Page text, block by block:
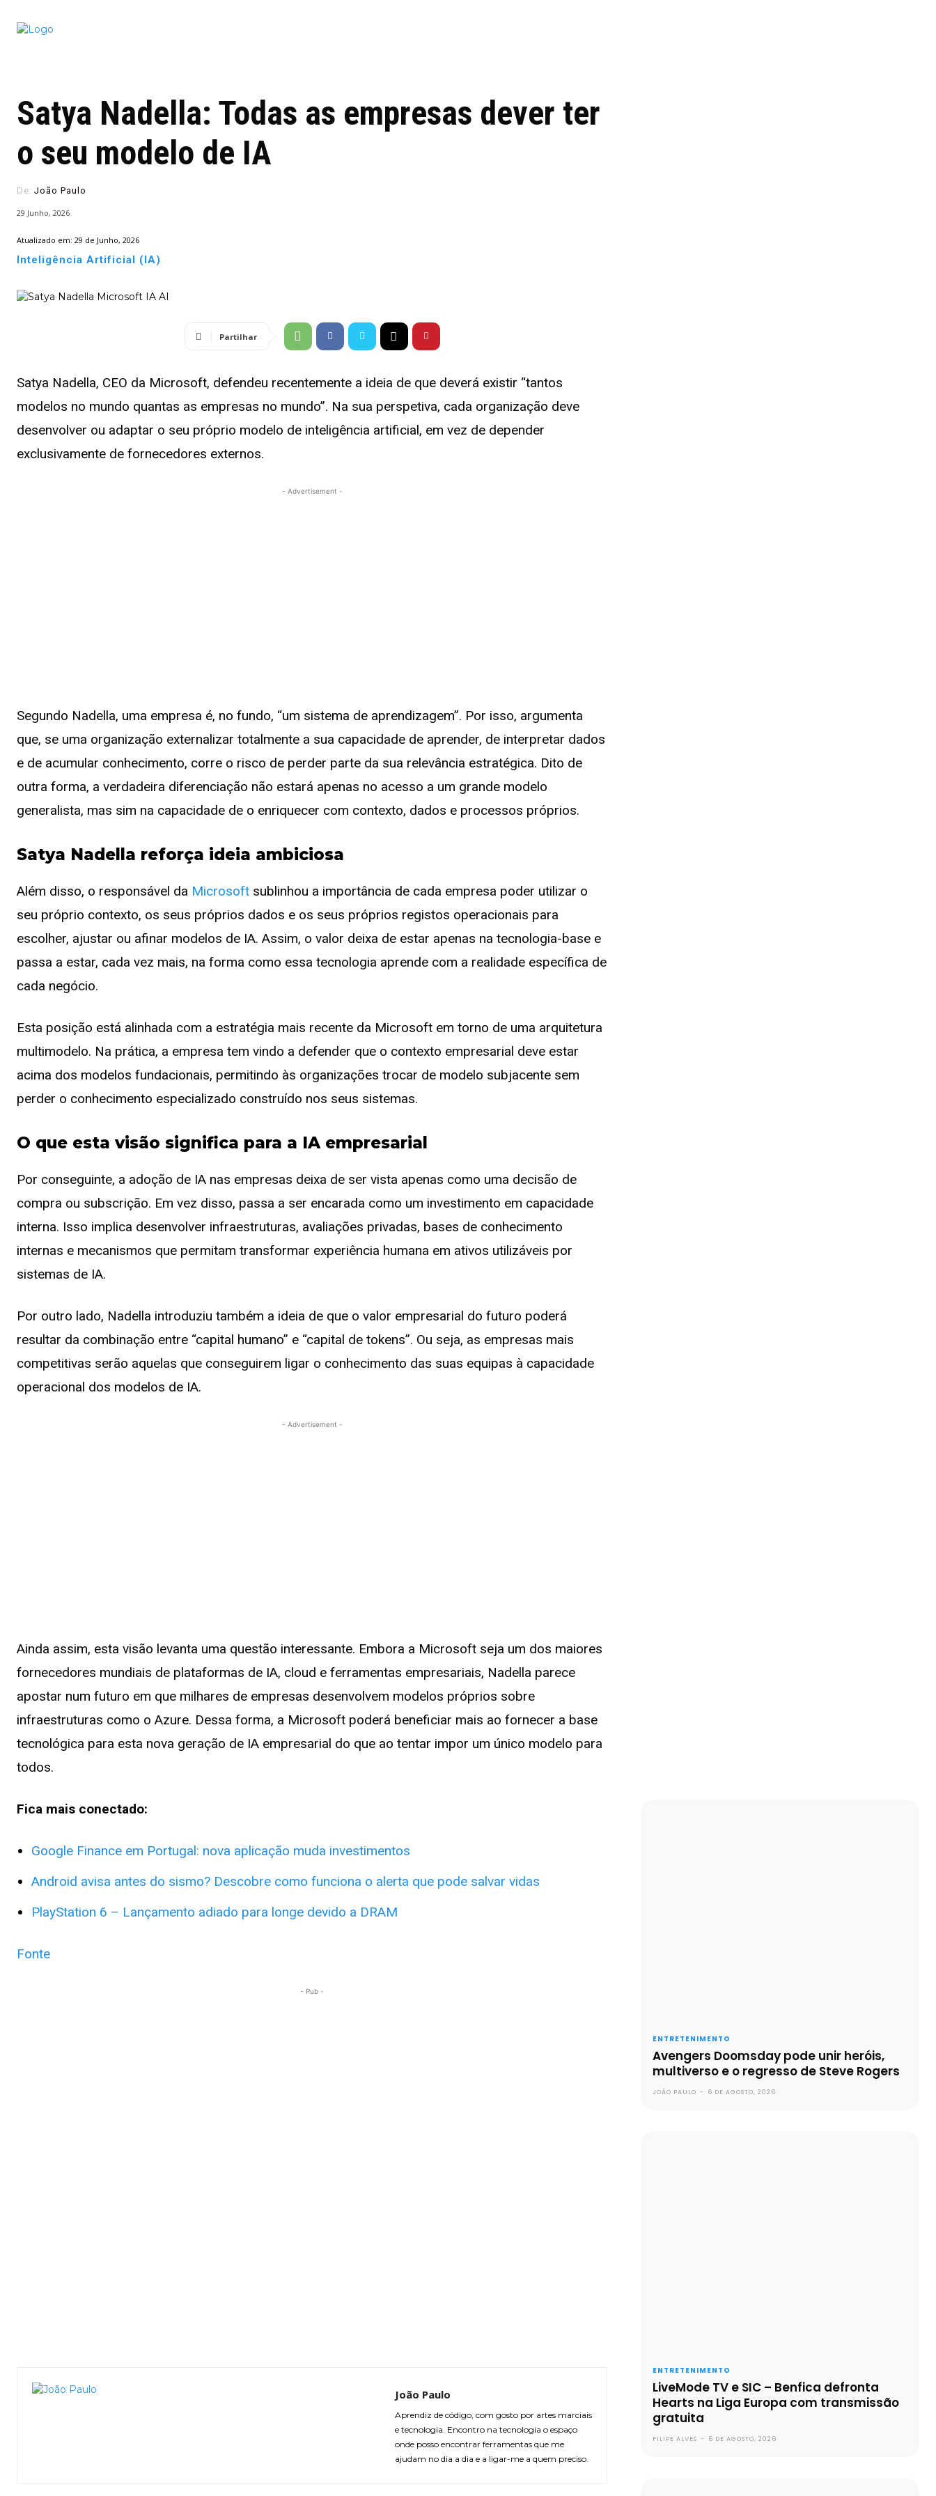
Satya Nadella: Todas as empresas dever ter
o seu modelo de IA
De: João Paulo
29 Junho, 2026
Atualizado em: 29 de Junho, 2026
Inteligência Artificial (IA)
Partilhar
Satya Nadella, CEO da Microsoft, defendeu recentemente a ideia de que deverá existir “tantos
modelos no mundo quantas as empresas no mundo”. Na sua perspetiva, cada organização deve
desenvolver ou adaptar o seu próprio modelo de inteligência artificial, em vez de depender
exclusivamente de fornecedores externos.
- Advertisement -
Segundo Nadella, uma empresa é, no fundo, “um sistema de aprendizagem”. Por isso, argumenta
que, se uma organização externalizar totalmente a sua capacidade de aprender, de interpretar dados
e de acumular conhecimento, corre o risco de perder parte da sua relevância estratégica. Dito de
outra forma, a verdadeira diferenciação não estará apenas no acesso a um grande modelo
generalista, mas sim na capacidade de o enriquecer com contexto, dados e processos próprios.
Satya Nadella reforça ideia ambiciosa
Além disso, o responsável da Microsoft sublinhou a importância de cada empresa poder utilizar o
seu próprio contexto, os seus próprios dados e os seus próprios registos operacionais para
escolher, ajustar ou afinar modelos de IA. Assim, o valor deixa de estar apenas na tecnologia-base e
passa a estar, cada vez mais, na forma como essa tecnologia aprende com a realidade específica de
cada negócio.
Esta posição está alinhada com a estratégia mais recente da Microsoft em torno de uma arquitetura
multimodelo. Na prática, a empresa tem vindo a defender que o contexto empresarial deve estar
acima dos modelos fundacionais, permitindo às organizações trocar de modelo subjacente sem
perder o conhecimento especializado construído nos seus sistemas.
O que esta visão significa para a IA empresarial
Por conseguinte, a adoção de IA nas empresas deixa de ser vista apenas como uma decisão de
compra ou subscrição. Em vez disso, passa a ser encarada como um investimento em capacidade
interna. Isso implica desenvolver infraestruturas, avaliações privadas, bases de conhecimento
internas e mecanismos que permitam transformar experiência humana em ativos utilizáveis por
sistemas de IA.
Por outro lado, Nadella introduziu também a ideia de que o valor empresarial do futuro poderá
resultar da combinação entre “capital humano” e “capital de tokens”. Ou seja, as empresas mais
competitivas serão aquelas que conseguirem ligar o conhecimento das suas equipas à capacidade
operacional dos modelos de IA.
- Advertisement -
Ainda assim, esta visão levanta uma questão interessante. Embora a Microsoft seja um dos maiores
fornecedores mundiais de plataformas de IA, cloud e ferramentas empresariais, Nadella parece
apostar num futuro em que milhares de empresas desenvolvem modelos próprios sobre
infraestruturas como o Azure. Dessa forma, a Microsoft poderá beneficiar mais ao fornecer a base
tecnológica para esta nova geração de IA empresarial do que ao tentar impor um único modelo para
todos.
Fica mais conectado:
Google Finance em Portugal: nova aplicação muda investimentos
Android avisa antes do sismo? Descobre como funciona o alerta que pode salvar vidas
PlayStation 6 – Lançamento adiado para longe devido a DRAM
Fonte
- Pub -
João Paulo
Aprendiz de código, com gosto por artes marciais
e tecnologia. Encontro na tecnologia o espaço
onde posso encontrar ferramentas que me
ajudam no dia a dia e a ligar-me a quem preciso.
ENTRETENIMENTO
Avengers Doomsday pode unir heróis,
multiverso e o regresso de Steve Rogers
JOÃO PAULO - 6 DE AGOSTO, 2026
ENTRETENIMENTO
LiveMode TV e SIC – Benfica defronta
Hearts na Liga Europa com transmissão
gratuita
FILIPE ALVES - 6 DE AGOSTO, 2026